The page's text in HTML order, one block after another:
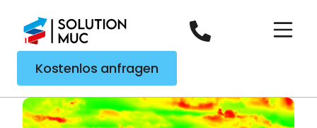
Kostenlos anfragen